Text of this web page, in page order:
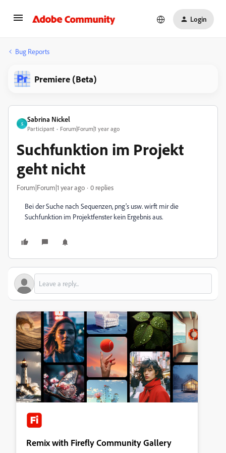
Login
Bug Reports
Premiere (Beta)
S
Sabrina Nickel
Participant Forum|Forum|1 year ago
Suchfunktion im Projekt
geht nicht
Forum|Forum|1 year ago 0 replies
Bei der Suche nach Sequenzen, png's usw. wirft mir die
Suchfunktion im Projektfenster kein Ergebnis aus.
Remix with Firefly Community Gallery